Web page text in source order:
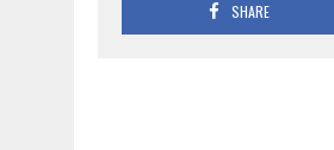
SHARE